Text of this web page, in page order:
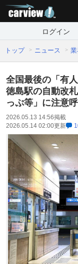
ログイン
トップ ニュース
全国最後の「有
徳島駅の自動改
っぷ等」に注意
2026.05.13 14:56掲載
2026.05.14 02:00更新